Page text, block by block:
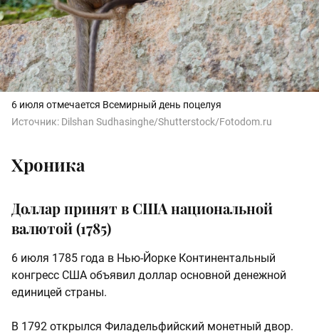
6 июля отмечается Всемирный день поцелуя
Источник: Dilshan Sudhasinghe/Shutterstock/Fotodom.ru
Хроника
Доллар принят в США национальной
валютой (1785)
6 июля 1785 года в Нью-Йорке Континентальный
конгресс США объявил доллар основной денежной
единицей страны.
В 1792 открылся Филадельфийский монетный двор.